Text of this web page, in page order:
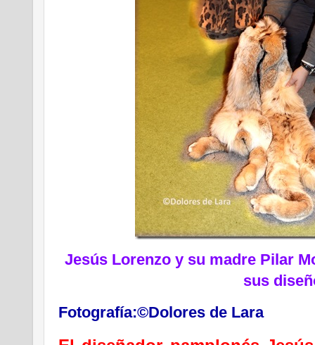
Jesús Lorenzo y su madre Pilar
sus
Fotografía:©Dolores de Lara